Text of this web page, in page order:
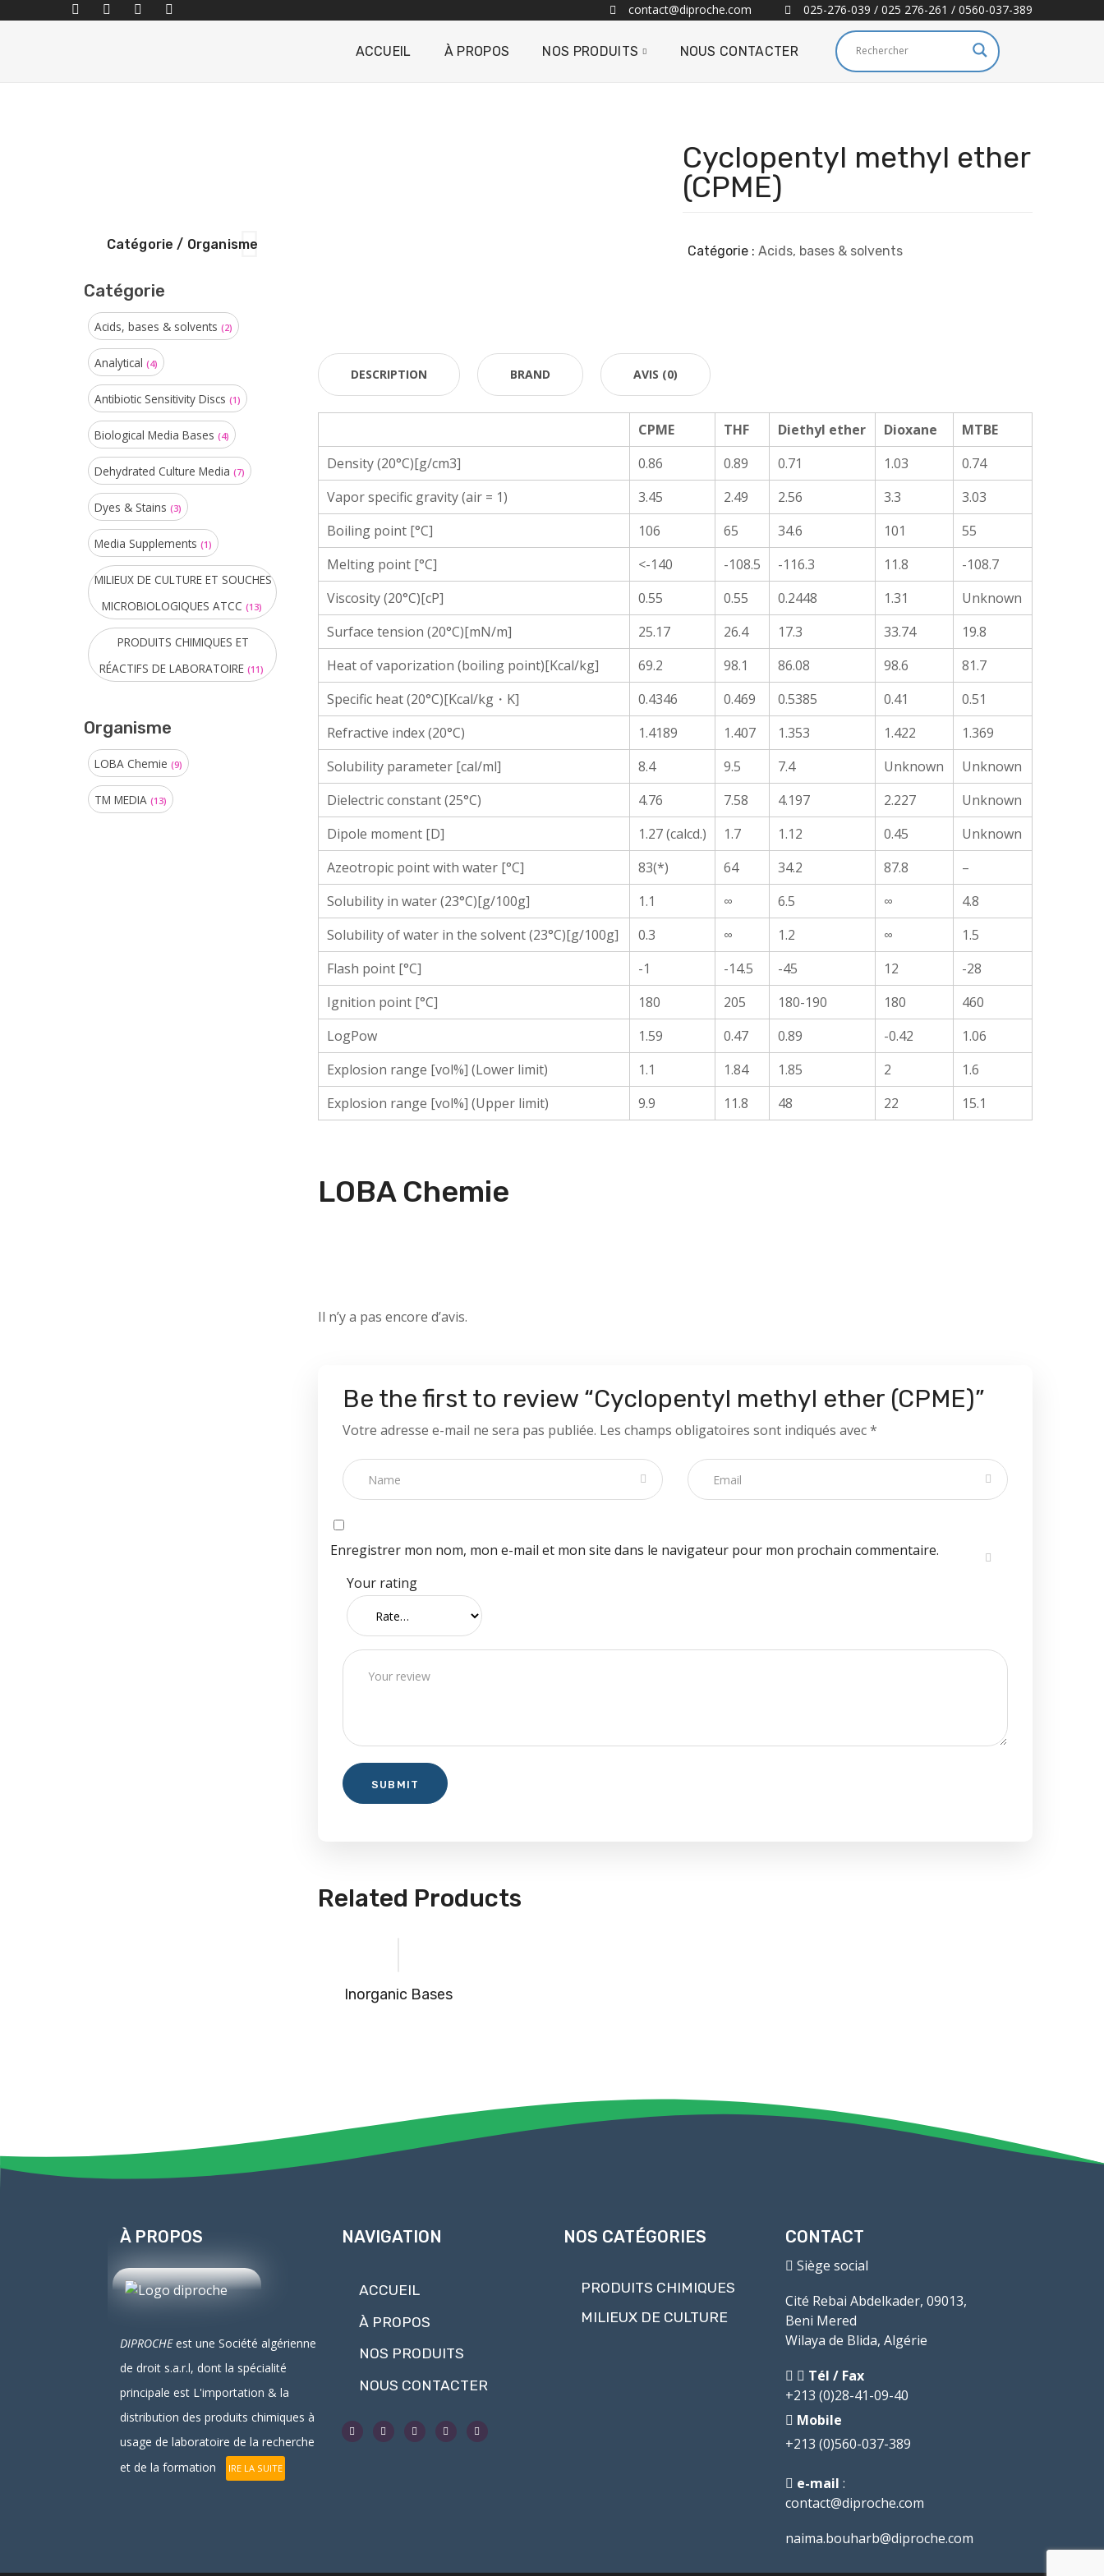
contact@diproche.com 025-276-039 / 025 276-261 / 0560-037-389
ACCUEIL À PROPOS NOS PRODUITS NOUS CONTACTER
Cyclopentyl methyl ether
(CPME)
Catégorie : Acids, bases & solvents
DESCRIPTION BRAND AVIS (0)
CPME THF Diethyl ether Dioxane
MTBE
Density (20°C)[g/cm3]
0.86 0.89 0.71 1.03
0.74
Vapor specific gravity (air = 1)
3.45 2.49 2.56 3.3
3.03
Boiling point [°C]
106 65 34.6 101
55
Melting point [°C]
<-140 -108.5 -116.3 11.8
-108.7
Viscosity (20°C)[cP]
0.55 0.55 0.2448 1.31
Unknown
Surface tension (20°C)[mN/m]
25.17 26.4 17.3 33.74
19.8
Heat of vaporization (boiling point)[Kcal/kg]
69.2 98.1 86.08 98.6
81.7
Specific heat (20°C)[Kcal/kg・K]
0.4346 0.469 0.5385 0.41
0.51
Refractive index (20°C)
1.4189 1.407 1.353 1.422
1.369
Solubility parameter [cal/ml]
8.4 9.5 7.4 Unknown
Unknown
Dielectric constant (25°C)
4.76 7.58 4.197 2.227
Unknown
Dipole moment [D]
1.27 (calcd.) 1.7 1.12 0.45
Unknown
Azeotropic point with water [°C]
83(*) 64 34.2 87.8
–
Solubility in water (23°C)[g/100g]
1.1 ∞ 6.5 ∞
4.8
Solubility of water in the solvent (23°C)[g/100g]
0.3 ∞ 1.2 ∞
1.5
Flash point [°C]
-1 -14.5 -45 12
-28
Ignition point [°C]
180 205 180-190 180
460
LogPow
1.59 0.47 0.89 -0.42
1.06
Explosion range [vol%] (Lower limit)
1.1 1.84 1.85 2
1.6
Explosion range [vol%] (Upper limit)
9.9 11.8 48 22 15.1
LOBA Chemie
Il n’y a pas encore d’avis.
Be the first to review “Cyclopentyl methyl ether (CPME)”
Votre adresse e-mail ne sera pas publiée. Les champs obligatoires sont indiqués avec*
Enregistrer mon nom, mon e-mail et mon site dans le navigateur pour mon prochain commentaire.
Your rating
Related Products
Inorganic Bases
Catégorie / Organisme
Catégorie
Acids, bases & solvents (2)
Analytical (4)
Antibiotic Sensitivity Discs (1)
Biological Media Bases (4)
Dehydrated Culture Media (7)
Dyes & Stains (3)
Media Supplements (1)
MILIEUX DE CULTURE ET SOUCHES
MICROBIOLOGIQUES ATCC (13)
PRODUITS CHIMIQUES ET
RÉACTIFS DE LABORATOIRE (11)
Organisme
LOBA Chemie (9)
TM MEDIA (13)
À PROPOS
DIPROCHE est une Société algérienne
de droit s.a.r.l, dont la spécialité
principale est L'importation & la
distribution des produits chimiques à
usage de laboratoire de la recherche
et de la formation
IRE LA SUITE
NAVIGATION
ACCUEIL
À PROPOS
NOS PRODUITS
NOUS CONTACTER
NOS CATÉGORIES
PRODUITS CHIMIQUES
MILIEUX DE CULTURE
CONTACT
Siège social
Cité Rebai Abdelkader, 09013,
Beni Mered
Wilaya de Blida, Algérie
Tél / Fax
+213 (0)28-41-09-40
Mobile
+213 (0)560-037-389
e-mail :
contact@diproche.com
naima.bouharb@diproche.com